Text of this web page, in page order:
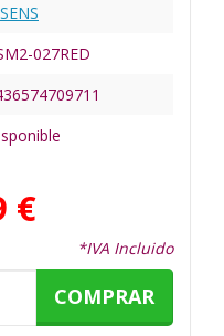
027RED
€
*IVA Incluido
COMPRAR